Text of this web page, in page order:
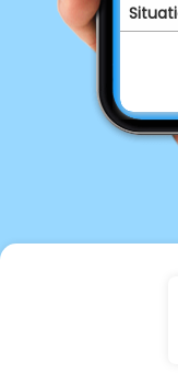
se
Une
Les